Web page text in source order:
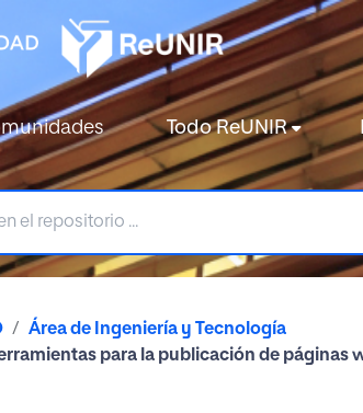
Todo ReUNIR
Área de Ingeniería y Tecnología
para la publicación de páginas